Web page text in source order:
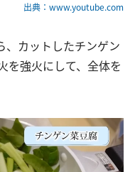
出典：www.youtube.com
、カットしたチンゲン
を強火にして、全体を